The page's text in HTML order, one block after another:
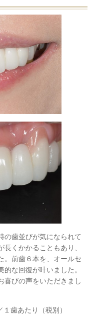
の歯並びが気になられて
くかかることもあり、
。前歯６本を、オールセ
な回復が叶いました。
喜びの声をいただきまし
歯あたり（税別）